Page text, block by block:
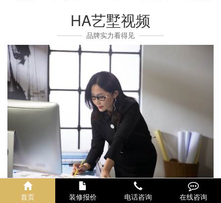
HA艺墅视频
品牌实力看得见
首页 装修报价 电话咨询 在线咨询